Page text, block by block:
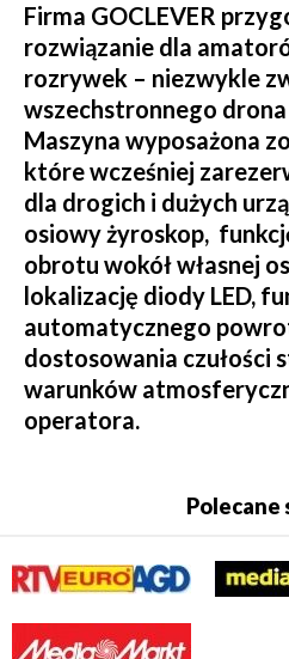
Firma GOCLEVER
rozwiązanie dla
rozrywek – niezwykle
wszechstronnego drona
Maszyna wyposażona
które wcześniej
dla drogich i dużych
osiowy żyroskop,
obrotu wokół własnej
lokalizację diody LED,
automatycznego
dostosowania czułości
warunków
operatora.
Polecane